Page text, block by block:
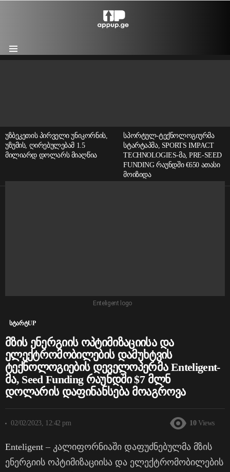
Menu
ᲣᲖᲑᲔᲙᲔᲗᲘᲡ ᲞᲘᲠᲕᲔᲚᲘ ᲣᲜᲘᲙᲝᲠᲜᲘᲡ,
ᲣᲖᲣᲛᲘᲡ, ᲦᲘᲠᲔᲑᲣᲚᲔᲑᲐᲛ 1.5
ᲛᲘᲚᲘᲐᲠᲓ ᲓᲝᲚᲐᲠᲡ ᲛᲘᲐᲦᲬᲘᲐ
ᲡᲞᲝᲠᲢᲣᲚ-ᲢᲔᲥᲜᲝᲚᲝᲒᲘᲣᲠᲛᲐ
ᲡᲢᲐᲠᲢᲐᲞᲛᲐ, SPORTS IMPACT
TECHNOLOGIES-ᲛᲐ, PRE-SEED
FUNDING ᲠᲐᲣᲜᲓᲨᲘ €650 ᲐᲗᲐᲡᲘ
ᲛᲝᲘᲖᲘᲓᲐ
Enteligent logo
სტარტUP
მზის ენერგიის ოპტიმიზაციისა და
ელექტრომობილების დამუხტვის
ტექნოლოგიების დეველოპერმა Enteligent-
მა, Seed Funding რაუნდში $7 მლნ
დოლარის დაფინანსება მოაგროვა
02/02/2023, 12:42 pm 10 Views
Enteligent – კალიფორნიაში დაფუძნებულმა მზის
ენერგიის ოპტიმიზაციისა და ელექტრომობილების